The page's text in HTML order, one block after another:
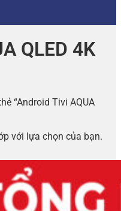
QLED 4K
“Android Tivi AQUA
với lựa chọn của bạn.